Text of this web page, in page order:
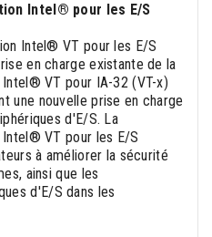
Intel® pour les E/S
Intel® VT pour les E/S
en charge existante de la
VT pour IA-32 (VT-x)
une nouvelle prise en charge
d'E/S. La
VT pour les E/S
à améliorer la sécurité
ainsi que les
d'E/S dans les